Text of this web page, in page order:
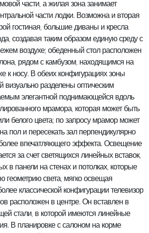
части, а жилая зона занимает
части лодки. Возможна и вторая
гостиная, большие диваны и кресла
создавая таким образом единую среду с
воздухе; обеденный стол расположен
рядом с камбузом, находящимся на
к носу. В обеих конфигурациях зоны
визуально разделены оптическим
элегантной поднимающейся вдоль
мрамора, которая может быть
белого цвета; по запросу мрамор может
пол и пересекать зал перпендикулярно
впечатляющего эффекта. Освещение
за счет светящихся линейных вставок,
в панели на стенах и потолках, которые
геометрию света, мягко освещая
классической конфигурации телевизор
расположен в центре. Он вставлен в
стали, в которой имеются линейные
В планировке с салоном на корме